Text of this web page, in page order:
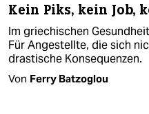
Kein Piks, kein Job,
Im griechischen
Für Angestellte, die sich
drastische Konsequenzen.
Von Ferry Batzoglou